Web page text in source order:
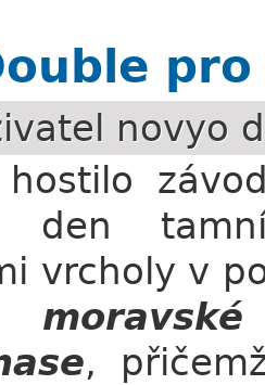
novyo
den
vrcholy v
,